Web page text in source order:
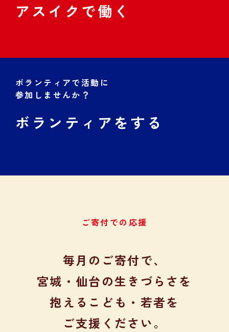
アスイクで働く
ボランティアで活動に
参加しませんか？
ボランティアをする
ご寄付での応援
毎月のご寄付で、
宮城・仙台の生きづらさを
抱える こども・若者を
ご支援ください。